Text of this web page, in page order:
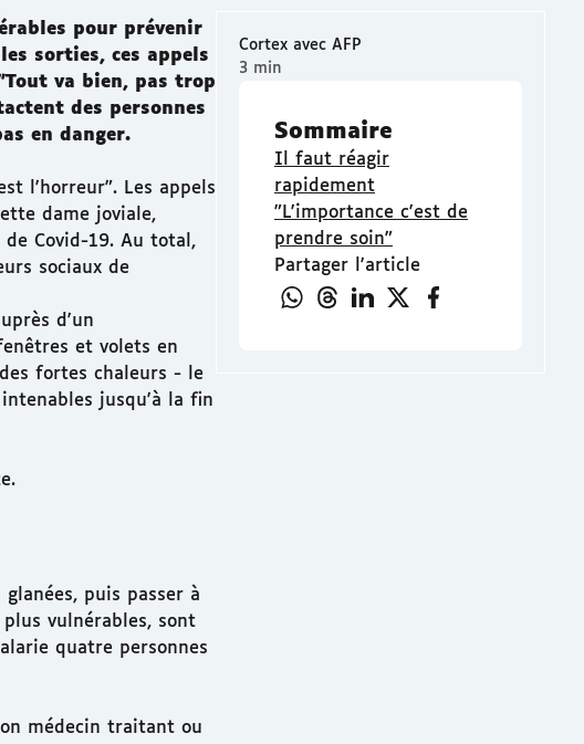
pour prévenir
sorties, ces appels
va bien, pas trop
des personnes
en danger.
l'horreur". Les appels
dame joviale,
Covid-19. Au total,
sociaux de
d'un
et volets en
fortes chaleurs - le
jusqu'à la fin
puis passer à
vulnérables, sont
quatre personnes
médecin traitant ou
Cortex avec AFP
3 min
Sommaire
Il faut réagir
rapidement
"L'importance c'est de
prendre soin"
Partager l'article